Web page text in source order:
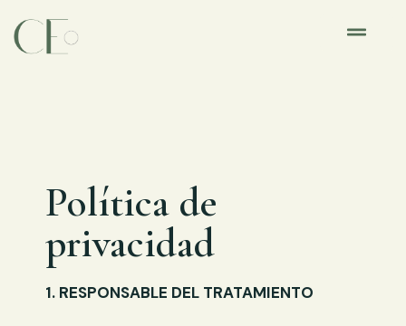
Política de
privacidad
1. RESPONSABLE DEL TRATAMIENTO